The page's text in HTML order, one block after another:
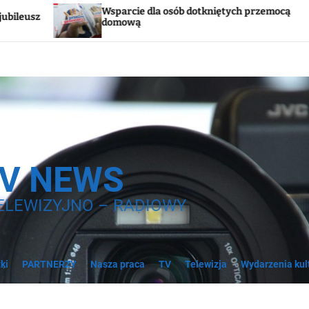
dla osób dotkniętych przemocą
Godzina
NEWS
– RADIOWY
PARTNERZY Nasza praca TV Telewizja Wydarzenia